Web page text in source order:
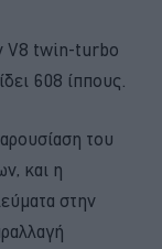
V8 twin-turbo
608 ίππους.
του
και η
στην